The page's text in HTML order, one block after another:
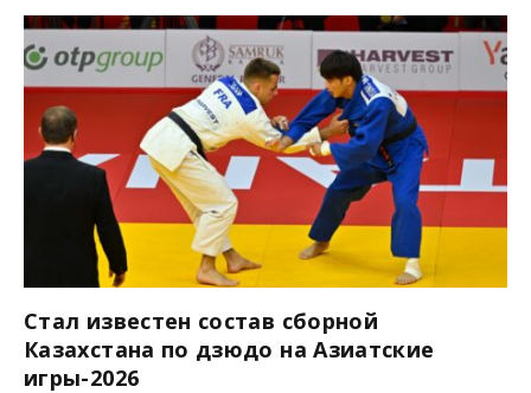
Стал известен состав сборной
Казахстана по дзюдо на Азиатские
игры-2026